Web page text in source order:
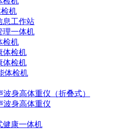
机
息工作站
理一体机
检机
体检机
体检机
体检机
身高体重仪（折叠式）
波身高体重仪
健康一体机